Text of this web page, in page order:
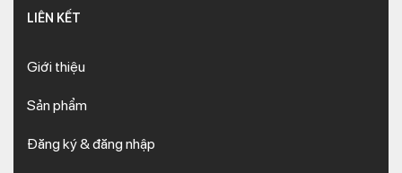
LIÊN KẾT
Giới thiệu
Sản phẩm
Đăng ký & đăng nhập